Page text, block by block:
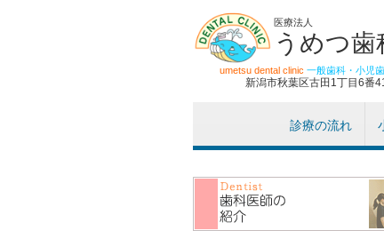
医療法人
うめつ歯
umetsu dental clinic 一般歯科・小児
新潟市秋葉区古田1丁目6番
診療の流れ